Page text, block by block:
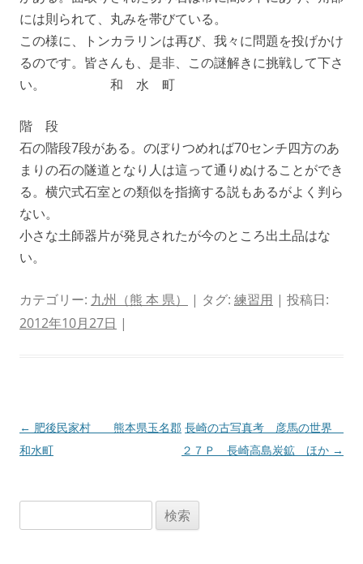
には則られて、丸みを帯びている。
この様に、トンカラリンは再び、我々に問題を投げかけ
るのです。皆さんも、是非、この謎解きに挑戦して下さ
い。 和 水 町
階 段
石の階段7段がある。のぼりつめれば70センチ四方のあ
まりの石の隧道となり人は這って通りぬけることができ
る。横穴式石室との類似を指摘する説もあるがよく判ら
ない。
小さな土師器片が発見されたが今のところ出土品はな
い。
カテゴリー: 九州（熊 本 県） | タグ: 練習用 | 投稿日:
2012年10月27日 |
投
稿
← 肥後民家村 熊本県玉名郡
和水町
長崎の古写真考 彦馬の世界
２７Ｐ 長崎高島炭鉱 ほか →
索: